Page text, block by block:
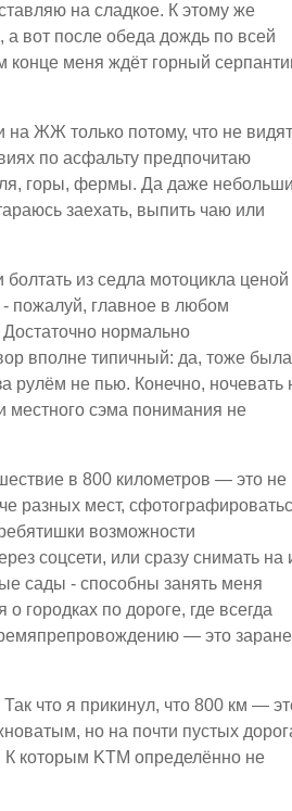
на сладкое. К этому же
вот после обеда дождь по всей
конце меня ждёт горный
на ЖЖ только потому, что не
по асфальту предпочитаю
горы, фермы. Да даже
заехать, выпить чаю или
из седла мотоцикла ценой
пожалуй, главное в любом
нормально
вполне типичный: да, тоже была
рулём не пью. Конечно, ночевать
местного сэма понимания не
в 800 километров — это не
разных мест,
возможности
соцсети, или сразу снимать на
сады - способны занять меня
городках по дороге, где всегда
— это
что я прикинул, что 800 км —
но на почти пустых
которым KTM определённо не